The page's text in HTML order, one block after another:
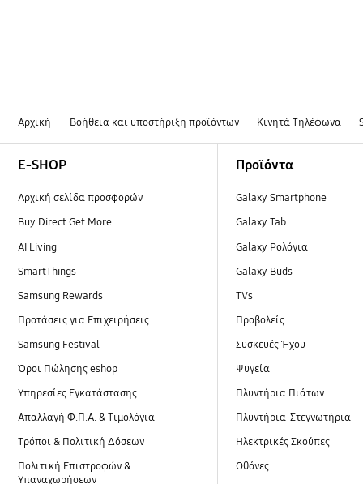
Αρχική Βοήθεια και υποστήριξη προϊόντων Κινητά Τηλέφωνα
E-SHOP
Αρχική σελίδα προσφορών
Buy Direct Get More
AI Living
SmartThings
Samsung Rewards
Προτάσεις για Επιχειρήσεις
Samsung Festival
Όροι Πώλησης eshop
Υπηρεσίες Εγκατάστασης
Απαλλαγή Φ.Π.Α. & Τιμολόγια
Τρόποι & Πολιτική Δόσεων
Πολιτική Επιστροφών &
Υπαναχωρήσεων
Προϊόντα
Galaxy Smartphone
Galaxy Tab
Galaxy Ρολόγια
Galaxy Buds
TVs
Προβολείς
Συσκευές Ήχου
Ψυγεία
Πλυντήρια Πιάτων
Πλυντήρια-Στεγνωτήρια
Ηλεκτρικές Σκούπες
Οθόνες